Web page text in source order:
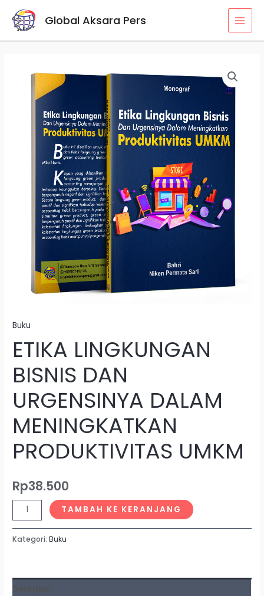
Lewati
Global Aksara Pers
Buku
ETIKA LINGKUNGAN
BISNIS DAN
URGENSINYA DALAM
MENINGKATKAN
PRODUKTIVITAS UMKM
Rp38.500
LINGKUNGAN
URGENSINYA
MENINGKATKAN
PRODUKTIVITAS
TAMBAH KE KERANJANG
Kategori:Buku
Deskripsi